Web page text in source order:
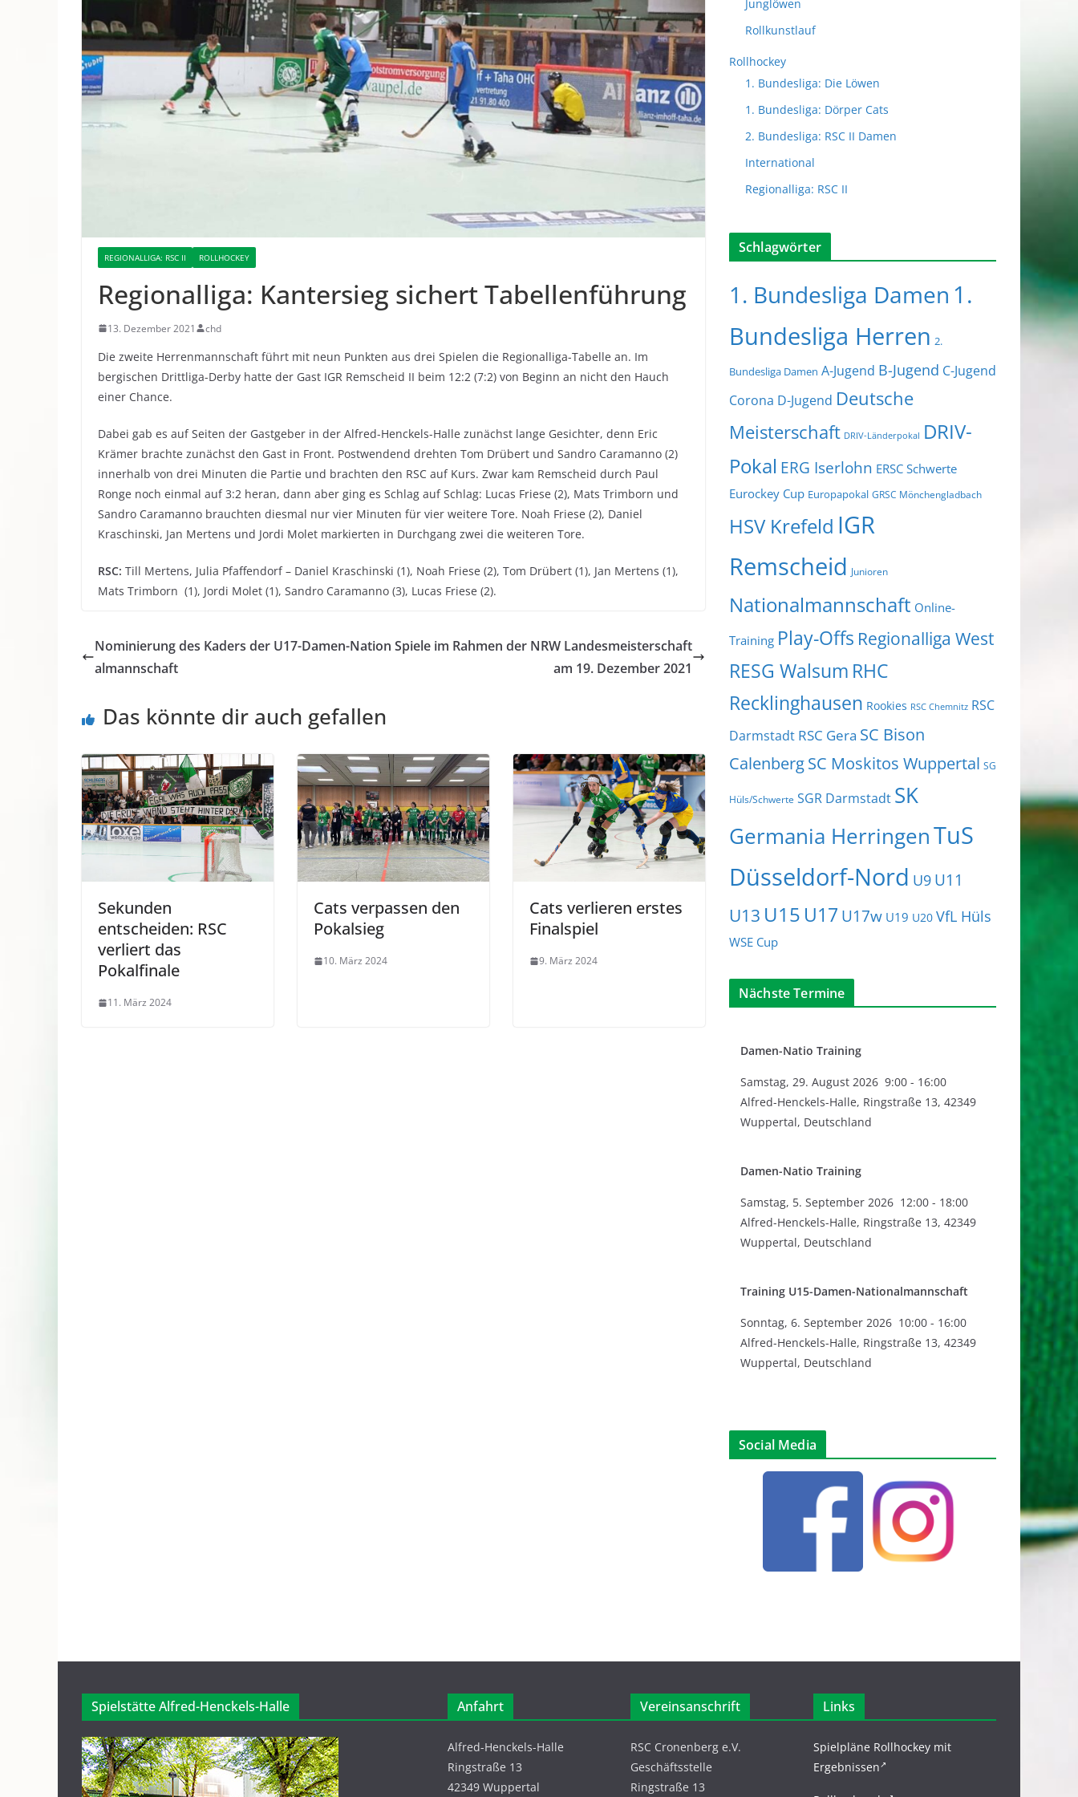
REGIONALLIGA: RSC II ROLLHOCKEY
Regionalliga: Kantersieg sichert Tabellenführung
13. Dezember 2021 chd
Die zweite Herrenmannschaft führt mit neun Punkten aus drei Spielen die Regionalliga-Tabelle an. Im
bergischen Drittliga-Derby hatte der Gast IGR Remscheid II beim 12:2 (7:2) von Beginn an nicht den Hauch
einer Chance.
Dabei gab es auf Seiten der Gastgeber in der Alfred-Henckels-Halle zunächst lange Gesichter, denn Eric
Krämer brachte zunächst den Gast in Front. Postwendend drehten Tom Drübert und Sandro Caramanno (2)
innerhalb von drei Minuten die Partie und brachten den RSC auf Kurs. Zwar kam Remscheid durch Paul
Ronge noch einmal auf 3:2 heran, dann aber ging es Schlag auf Schlag: Lucas Friese (2), Mats Trimborn und
Sandro Caramanno brauchten diesmal nur vier Minuten für vier weitere Tore. Noah Friese (2), Daniel
Kraschinski, Jan Mertens und Jordi Molet markierten in Durchgang zwei die weiteren Tore.
RSC: Till Mertens, Julia Pfaffendorf – Daniel Kraschinski (1), Noah Friese (2), Tom Drübert (1), Jan Mertens (1),
Mats Trimborn (1), Jordi Molet (1), Sandro Caramanno (3), Lucas Friese (2).
Nominierung des Kaders der U17-Damen-Nation
almannschaft
Spiele im Rahmen der NRW Landesmeisterschaft
am 19. Dezember 2021
Das könnte dir auch gefallen
Sekunden
entscheiden: RSC
verliert das
Pokalfinale
11. März 2024
Cats verpassen den
Pokalsieg
10. März 2024
Cats verlieren erstes
Finalspiel
9. März 2024
Junglöwen
Rollkunstlauf
Rollhockey
1. Bundesliga: Die Löwen
1. Bundesliga: Dörper Cats
2. Bundesliga: RSC II Damen
International
Regionalliga: RSC II
Schlagwörter
1. Bundesliga Damen 1.
Bundesliga Herren 2.
Bundesliga Damen A-Jugend B-Jugend C-Jugend
Corona D-Jugend Deutsche
Meisterschaft DRIV-Länderpokal DRIV-
Pokal ERG Iserlohn ERSC Schwerte
Eurockey Cup Europapokal GRSC Mönchengladbach
HSV Krefeld IGR
Remscheid Junioren
Nationalmannschaft Online-
Training Play-Offs Regionalliga West
RESG Walsum RHC
Recklinghausen Rookies RSC Chemnitz RSC
Darmstadt RSC Gera SC Bison
CalenbergSC Moskitos Wuppertal SG
Hüls/Schwerte SGR Darmstadt SK
Germania HerringenTuS
Düsseldorf-Nord U9 U11
U13 U15 U17 U17w U19 U20 VfL Hüls
WSE Cup
Nächste Termine
Damen-Natio Training
Samstag, 29. August 2026 9:00 - 16:00
Alfred-Henckels-Halle, Ringstraße 13, 42349
Wuppertal, Deutschland
Damen-Natio Training
Samstag, 5. September 2026 12:00 - 18:00
Alfred-Henckels-Halle, Ringstraße 13, 42349
Wuppertal, Deutschland
Training U15-Damen-Nationalmannschaft
Sonntag, 6. September 2026 10:00 - 16:00
Alfred-Henckels-Halle, Ringstraße 13, 42349
Wuppertal, Deutschland
Social Media
Spielstätte Alfred-Henckels-Halle Anfahrt
Alfred-Henckels-Halle
Ringstraße 13
42349 Wuppertal
Vereinsanschrift
RSC Cronenberg e.V.
Geschäftsstelle
Ringstraße 13
Links
Spielpläne Rollhockey mit
Ergebnissen